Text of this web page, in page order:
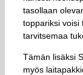
tasollaan
toppariksi voisi
tarvitsemaa
Tämän lisäksi
myös